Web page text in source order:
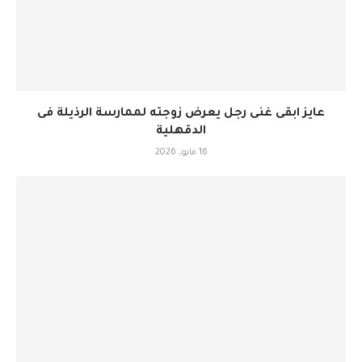
عايز ابقى غنى رجل يعرض زوجته لممارسة الرذيلة فى
الدقهلية
16 مايو، 2026